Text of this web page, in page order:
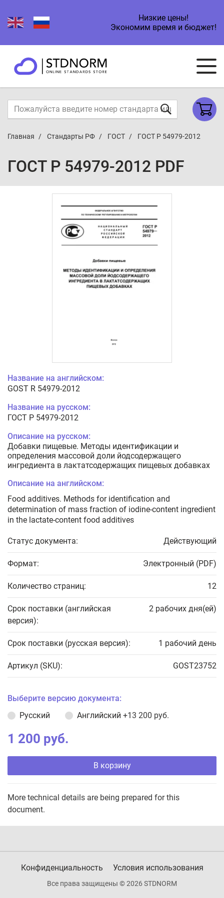
Низкие цены!
Экономим время и бюджет!
Главная Стандарты РФ ГОСТ ГОСТ Р 54979-2012
ГОСТ Р 54979-2012 PDF
Название на английском:
GOST R 54979-2012
Название на русском:
ГОСТ Р 54979-2012
Описание на русском:
Добавки пищевые. Методы идентификации и
определения массовой доли йодсодержащего
ингредиента в лактатсодержащих пищевых добавках
Описание на английском:
Food additives. Methods for identification and
determination of mass fraction of iodine-content ingredient
in the lactate-content food additives
Статус документа: Действующий
Формат: Электронный (PDF)
Количество страниц: 12
Срок поставки (английская
версия):
2 рабочих дня(ей)
Срок поставки (русская версия): 1 рабочий день
Артикул (SKU): GOST23752
Выберите версию документа:
Русский
Английский +13 200 руб.
1 200 руб.
В корзину
More technical details are being prepared for this
document.
Конфиденциальность Условия использования
Все права защищены © 2026 STDNORM